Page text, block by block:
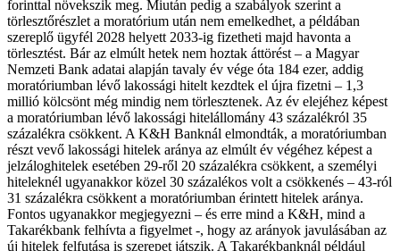
forinttal növekszik meg. Miután pedig a szabályok szerint a
törlesztőrészlet a moratórium után nem emelkedhet, a példában
szereplő ügyfél 2028 helyett 2033-ig fizetheti majd havonta a
törlesztést. Bár az elmúlt hetek nem hoztak áttörést – a Magyar
Nemzeti Bank adatai alapján tavaly év vége óta 184 ezer, addig
moratóriumban lévő lakossági hitelt kezdtek el újra fizetni – 1,3
millió kölcsönt még mindig nem törlesztenek. Az év elejéhez képest
a moratóriumban lévő lakossági hitelállomány 43 százalékról 35
százalékra csökkent. A K&H Banknál elmondták, a moratóriumban
részt vevő lakossági hitelek aránya az elmúlt év végéhez képest a
jelzáloghitelek esetében 29-ről 20 százalékra csökkent, a személyi
hiteleknél ugyanakkor közel 30 százalékos volt a csökkenés – 43-ról
31 százalékra csökkent a moratóriumban érintett hitelek aránya.
Fontos ugyanakkor megjegyezni – és erre mind a K&H, mind a
Takarékbank felhívta a figyelmet -, hogy az arányok javulásában az
új hitelek felfutása is szerepet játszik. A Takarékbanknál például